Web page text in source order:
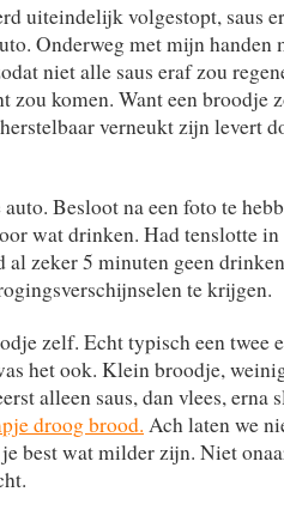
uiteindelijk volgestopt, saus
Onderweg met mijn handen
niet alle saus eraf zou
zou komen. Want een broodje
verneukt zijn levert
Besloot na een foto te
wat drinken. Had tenslotte
al zeker 5 minuten geen
te krijgen.
zelf. Echt typisch een twee
het ook. Klein broodje,
alleen saus, dan vlees, erna
droog brood. Ach laten we
best wat milder zijn. Niet